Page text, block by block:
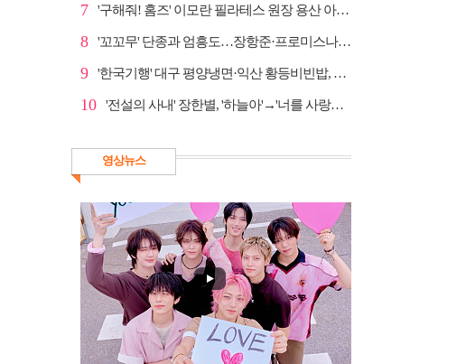
7 '구해줘! 홈즈' 이모란 필라테스 원장 용산 아파트 방...
8 '꼬꼬무' 단종과 엄흥도…장항준·프로미스나인 이채영·...
9 '한국기행' 대구 평양냉면·익산 황등비빈밥, 백년 식당...
10 '전설의 사내' 장한별, '하늘아'→'너를 사랑하고도' 명...
영상뉴스